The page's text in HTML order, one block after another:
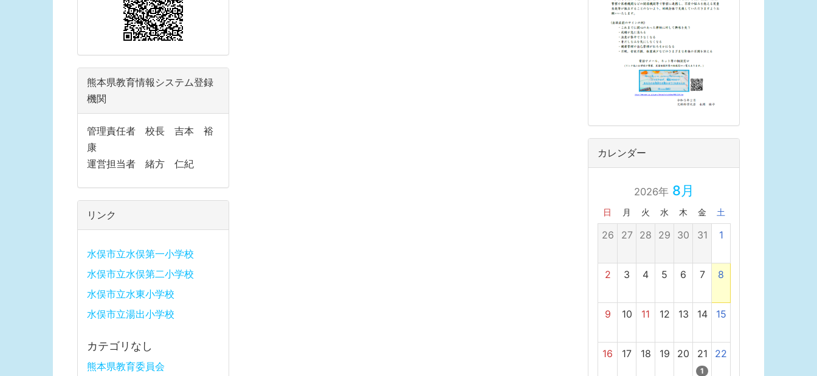
熊本県教育情報システム登録
機関
管理責任者 校長 吉本 裕
康
運営担当者 緒方 仁紀
リンク
水俣市立水俣第一小学校
水俣市立水俣第二小学校
水俣市立水東小学校
水俣市立湯出小学校
カテゴリなし
熊本県教育委員会
カレンダー
2026年8月
日 月 火 水 木 金 土
26 27 28 29 30 31 1
2 3 4 5 6 7 8
9 10 11 12 13 14 15
16 17 18 19 20 21
1
22